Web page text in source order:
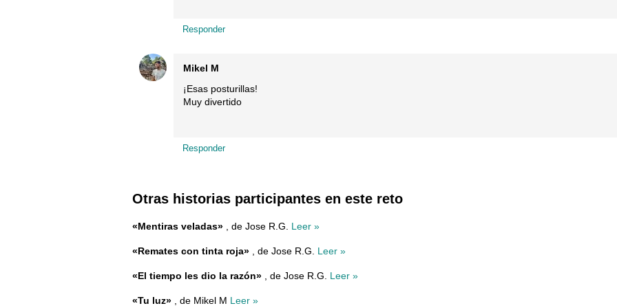
Responder
Mikel M
¡Esas posturillas!
Muy divertido
Responder
Otras historias participantes en este reto
«Mentiras veladas» , de Jose R.G. Leer »
«Remates con tinta roja» , de Jose R.G. Leer »
«El tiempo les dio la razón» , de Jose R.G. Leer »
«Tu luz» , de Mikel M Leer »